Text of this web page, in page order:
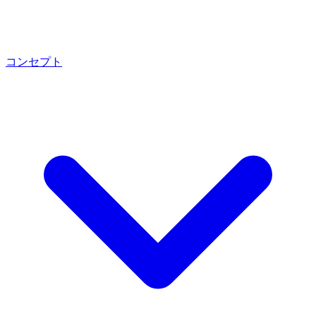
コンセプト